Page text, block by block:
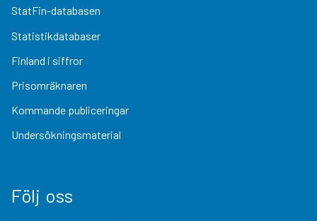
StatFin-databasen
Statistikdatabaser
Finland i siffror
Prisomräknaren
Kommande publiceringar
Undersökningsmaterial
Följ oss